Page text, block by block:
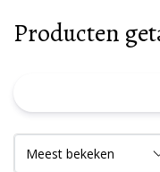
Producten